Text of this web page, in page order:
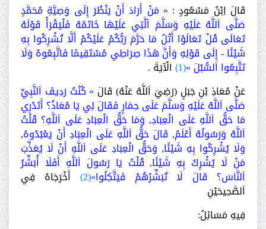
قَالَ اِبْنُ مَسْعُودٍ : « مَنْ أَرَادَ أَنْ يَنْظُرَ إِلَى وَصِيَّةِ مُحَمَّدٍ
صَلَّى اَللَّهُ عَلَيْهِ وَسَلَّمَ اَلَّتِي عَلَيْهَا خَاتَمُهُ فَلْيَقْرَأْ قَوْلَهُ
تَعَالَى قُلْ تَعَالَوْا أَتْلُ مَا حَرَّمَ رَبُّكُمْ عَلَيْكُمْ أَلَّا تُشْرِكُوا بِهِ
شَيْئًا - إِلَى قَوْلِهِ وَأَنَّ هَذَا صِرَاطِي مُسْتَقِيمًا فَاتَّبِعُوهُ وَلَا
تَتَّبِعُوا اَلسُّبُلَ »(1)
الْآيَةَ .
عَنْ مُعَاذِ بْنِ جَبَلٍ (رَضِيَ اَللَّهُ عَنْهُ) قَالَ « كُنْتُ رَدِيفَ اَلنَّبِيِّ
صَلَّى اَللَّهُ عَلَيْهِ وَسَلَّمَ عَلَى حِمَارٍ فَقَالَ لِي يَا مُعَاذُ؟ أَتَدْرِي
مَا حَقُّ اَللَّهِ عَلَى الْعِبَادِ, وَمَا حَقُّ الْعِبَادِ عَلَى اَللَّهِ؟ قُلْتُ
اَللَّهُ وَرَسُولُهُ أَعْلَمُ, قَالَ حَقُّ اَللَّهِ عَلَى الْعِبَادِ أَنْ يَعْبُدُوهُ,
وَلَا يُشْرِكُوا بِهِ شَيْئًا, وَحَقُّ الْعِبَادِ عَلَى اَللَّهِ أَنْ لَا يُعَذِّبَ
مَنْ لَا يُشْرِكُ بِهِ شَيْئًا, قُلْتُ يَا رَسُولَ اَللَّهِ أَفَلَا أُبَشِّرُ
اَلنَّاسَ؟ قَالَ لَا تُبَشِّرْهُمْ فَيَتَّكِلُوا»(2) أَخْرَجَاهُ فِي
اَلصَّحِيحَيْنِ
فِيهِ مَسَائِلُ: